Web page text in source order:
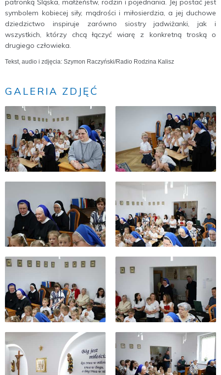
patronką Śląska, małżeństw, rodzin i pojednania. Jej postać jest
symbolem kobiecej siły, mądrości i miłosierdzia, a jej duchowe
dziedzictwo inspiruje zarówno siostry jadwiżanki, jak i
wszystkich, którzy chcą łączyć wiarę z konkretną troską o
drugiego człowieka.
Tekst, audio i zdjęcia: Szymon Raczyński/Radio Rodzina Kalisz
GALERIA ZDJĘĆ